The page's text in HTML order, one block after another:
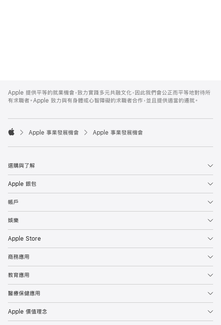
Footer
Apple 提供平等的就業機會，致力實踐多元共融文化，因此我們會公正而平等地對待所
有求職者。Apple 致力與有身體或心智障礙的求職者合作，並且提供適當的遷就。

Apple 事業發展機會 Apple 事業發展機會
選購與了解
Apple 銀包
帳戶
娛樂
Apple Store
商務應用
教育應用
醫療保健應用
Apple 價值理念